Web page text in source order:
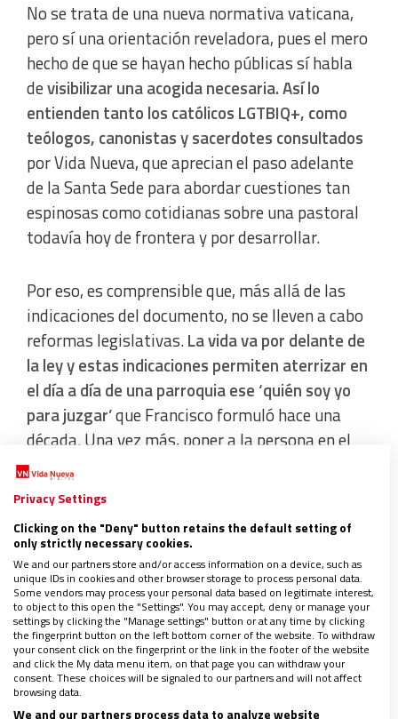
No se trata de una nueva normativa vaticana,
pero sí una orientación reveladora, pues el mero
hecho de que se hayan hecho públicas sí habla
devisibilizar una acogida necesaria. Así lo
entienden tanto los católicos LGTBIQ+, como
teólogos, canonistas y sacerdotes consultados
por Vida Nueva, que aprecian el paso adelante
de la Santa Sede para abordar cuestiones tan
espinosas como cotidianas sobre una pastoral
todavía hoy de frontera y por desarrollar.
Por eso, es comprensible que, más allá de las
indicaciones del documento, no se lleven a cabo
reformas legislativas.La vida va por delante de
la ley y estas indicaciones permiten aterrizar en
el día a día de una parroquia ese ‘quién soy yo
para juzgar’que Francisco formuló hace una
década. Una vez más, poner a la persona en el
centro, al estilo de Jesús, hace que no puedan
mediar recetarios para calibrar la madurez de fe
de bautismo o testigos de un matrimonio.
Privacy Settings
Clicking on the "Deny" button retains the default setting of
only strictly necessary cookies.
We and our partners store and/or access information on a device, such as
unique IDs in cookies and other browser storage to process personal data.
Some vendors may process your personal data based on legitimate interest,
to object to this open the "Settings". You may accept, deny or manage your
settings by clicking the "Manage settings" button or at any time by clicking
the fingerprint button on the left bottom corner of the website. To withdraw
your consent click on the fingerprint or the link in the footer of the website
and click the My data menu item, on that page you can withdraw your
consent. These choices will be signaled to our partners and will not affect
browsing data.
We and our partners process data to analyze website